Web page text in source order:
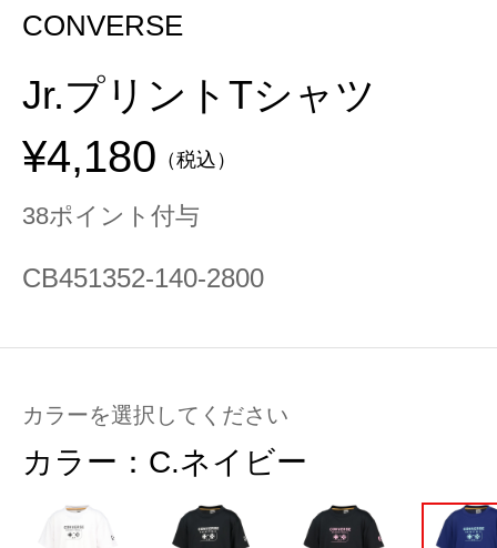
CONVERSE
Jr.プリントTシャツ
¥4,180 （税込）
38ポイント付与
CB451352-140-2800
カラーを選択してください
カラー： C.ネイビー